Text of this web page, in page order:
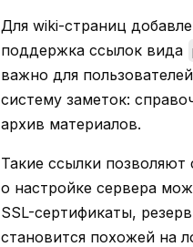
Для wiki-страниц
поддержка ссылок вида
важно для
систему заметок:
архив материалов.
Такие ссылки
о настройке сервера
SSL-сертификаты,
становится похожей на